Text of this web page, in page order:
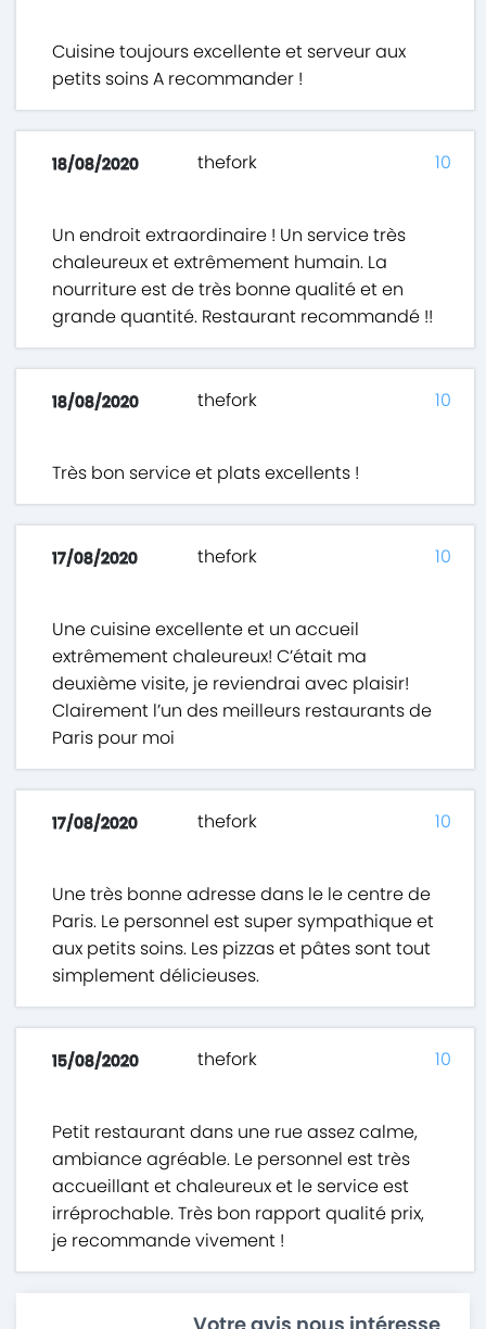
Cuisine toujours excellente et serveur aux
petits soins A recommander !
18/08/2020 thefork
Un endroit extraordinaire ! Un service très
chaleureux et extrêmement humain. La
nourriture est de très bonne qualité et en
grande quantité. Restaurant recommandé !!
10
18/08/2020 thefork
Très bon service et plats excellents !
10
17/08/2020 thefork
Une cuisine excellente et un accueil
extrêmement chaleureux! C’était ma
deuxième visite, je reviendrai avec plaisir!
Clairement l’un des meilleurs restaurants de
Paris pour moi
10
17/08/2020 thefork
Une très bonne adresse dans le le centre de
Paris. Le personnel est super sympathique et
aux petits soins. Les pizzas et pâtes sont tout
simplement délicieuses.
10
15/08/2020 thefork
Petit restaurant dans une rue assez calme,
ambiance agréable. Le personnel est très
accueillant et chaleureux et le service est
irréprochable. Très bon rapport qualité prix,
je recommande vivement !
10